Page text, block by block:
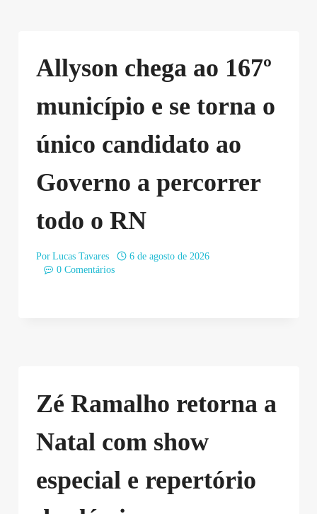
Allyson chega ao 167º
município e se torna o
único candidato ao
Governo a percorrer
todo o RN
Por Lucas Tavares
6 de agosto de 2026
0 Comentários
Zé Ramalho retorna a
Natal com show
especial e repertório